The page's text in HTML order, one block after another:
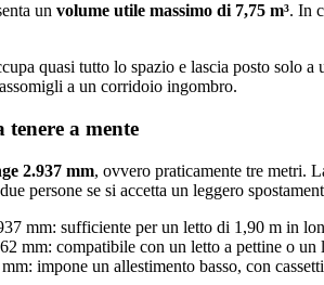
un volume utile massimo di 7,75 m³. In
quasi tutto lo spazio e lascia posto solo
a un corridoio ingombro.
a mente
2.937 mm, ovvero praticamente tre metri.
persone se si accetta un leggero
mm: sufficiente per un letto di 1,90 m in
mm: compatibile con un letto a pettine o un
impone un allestimento basso, con